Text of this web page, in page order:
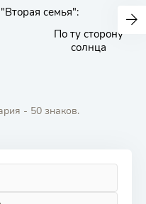
семья":
По ту сторону
солнца
- 50 знаков.